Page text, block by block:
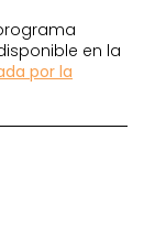
en la
por la